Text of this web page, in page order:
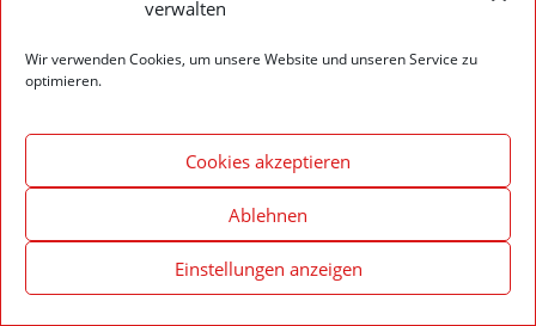
verwalten
Wir verwenden Cookies, um unsere Website und unseren Service zu
optimieren.
Cookies akzeptieren
Ablehnen
Einstellungen anzeigen
nach dem die BMA zurückgestellt wurde, konnte die
Feuerwehr wieder einrücken.
Impressum – Datenschutzerklärung
© 2020 Feuerwehr Walldürn